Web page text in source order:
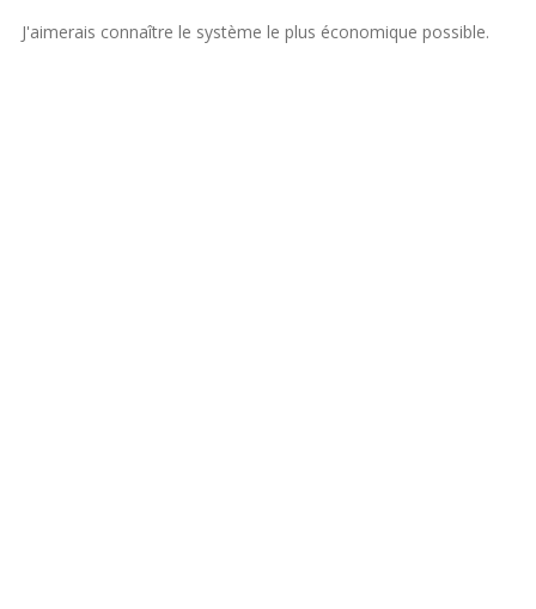
J'aimerais connaître le système le plus économique possible.